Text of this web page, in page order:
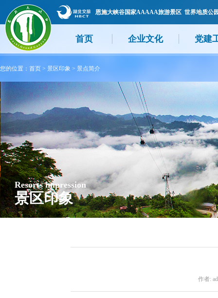
恩施大峡谷国家AAAAA旅游景区 世界地质公
首页 企业文化 党建
您的位置： 首页 > 景区印象 > 景点简介
Resorts impression
景区印象
作者: